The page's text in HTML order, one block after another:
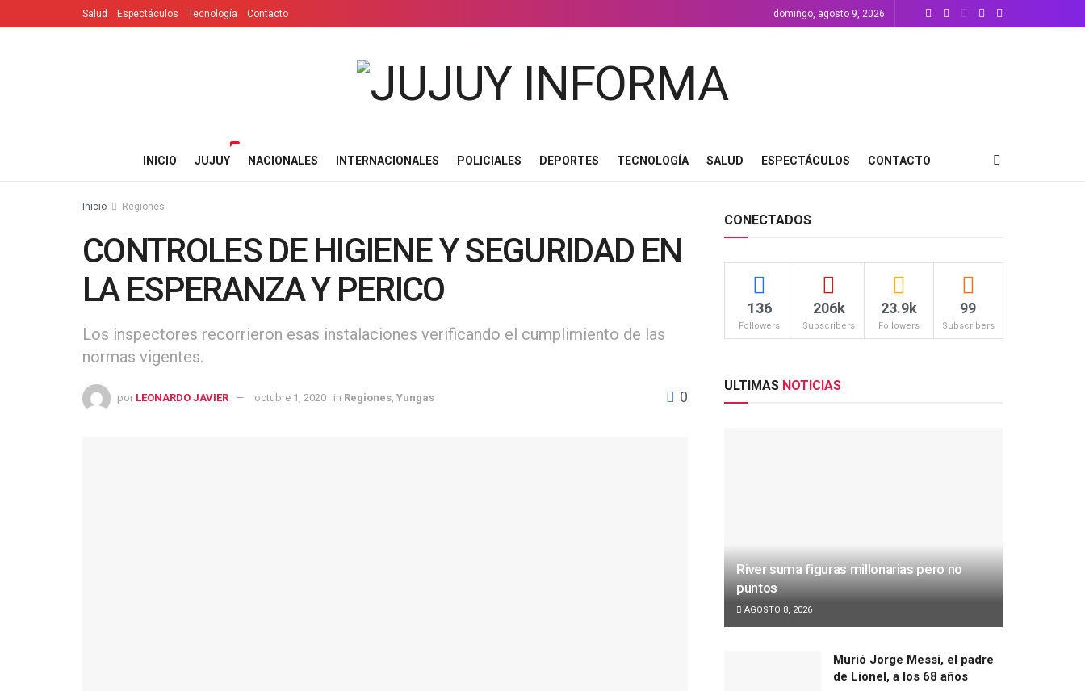
Salud Espectáculos Tecnología Contacto domingo, agosto 9, 2026
INICIO JUJUY NACIONALES INTERNACIONALES POLICIALES DEPORTES TECNOLOGÍA SALUD ESPECTÁCULOS CONTACTO
Inicio Regiones
CONTROLES DE HIGIENE Y SEGURIDAD EN
LA ESPERANZA Y PERICO
Los inspectores recorrieron esas instalaciones verificando el cumplimiento de las
normas vigentes.
por LEONARDO JAVIER octubre 1, 2020 in Regiones Yungas 0
CONECTADOS
136
Followers
206k
Subscribers
23.9k
Followers
99
Subscribers
ULTIMAS NOTICIAS
River suma figuras millonarias pero no
puntos
AGOSTO 8, 2026
Murió Jorge Messi, el padre
de Lionel, a los 68 años